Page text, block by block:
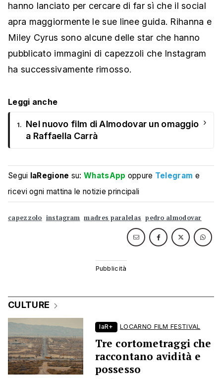
hanno lanciato per cercare di far sì che il social
apra maggiormente le sue linee guida. Rihanna e
Miley Cyrus sono alcune delle star che hanno
pubblicato immagini di capezzoli che Instagram
ha successivamente rimosso.
Leggi anche
1.
Nel nuovo film di Almodovar un omaggio
a Raffaella Carrà
›
Segui laRegione su:WhatsApp oppure Telegram e
ricevi ogni mattina le notizie principali
capezzolo instagram madres paralelas pedro almodovar
CULTURE
laR+ LOCARNO FILM FESTIVAL
Tre cortometraggi che
raccontano avidità e
possesso